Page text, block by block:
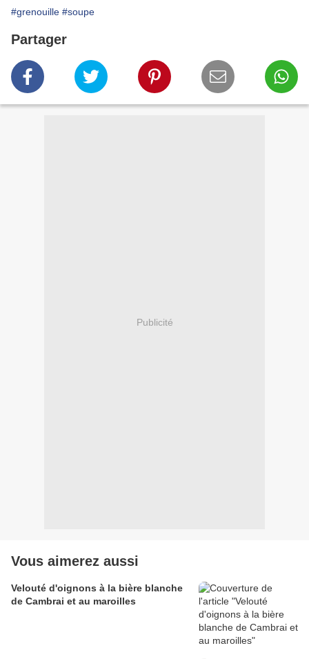
#grenouille #soupe
Partager
Publicité
Vous aimerez aussi
Velouté d'oignons à la bière blanche
de Cambrai et au maroilles